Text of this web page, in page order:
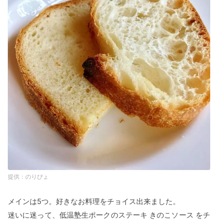
のりぴょ
メインは5つ。好きなお料理をチョイス出来ました。
迷いに迷って、低温塾生ポークのステーキ きのこソース をチ